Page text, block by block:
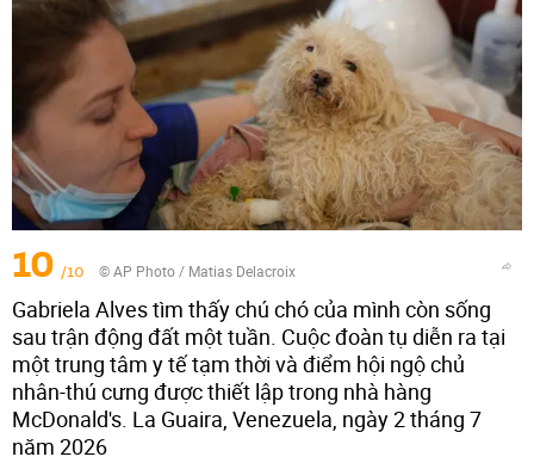
10 /10 © AP Photo / Matias Delacroix
Gabriela Alves tìm thấy chú chó của mình còn sống
sau trận động đất một tuần. Cuộc đoàn tụ diễn ra tại
một trung tâm y tế tạm thời và điểm hội ngộ chủ
nhân-thú cưng được thiết lập trong nhà hàng
McDonald's. La Guaira, Venezuela, ngày 2 tháng 7
năm 2026